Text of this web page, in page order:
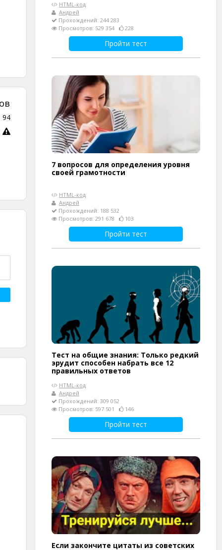
94
HTML-код
Андрей
Прохождений: 244 283
Просмотров: 529 354
228
Пройти тест
7 вопросов для определения уровня
своей грамотности
HTML-код
Андрей
Прохождений: 188 532
Просмотров: 291 678
103
Пройти тест
Тест на общие знания: Только редкий
эрудит способен набрать все 12
правильных ответов
HTML-код
Андрей
Прохождений: 309 052
Просмотров: 597 501
146
Пройти тест
Если закончите цитаты из советских